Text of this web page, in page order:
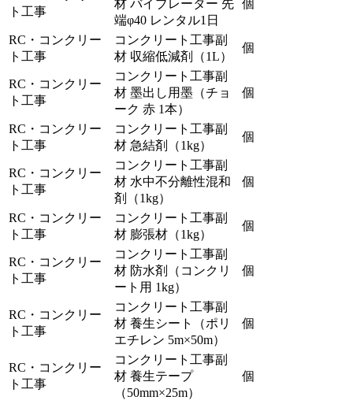
ト工事
材 バイブレーター 先
端φ40 レンタル1日
個
RC・コンクリー
ト工事
コンクリート工事副
材 収縮低減剤（1L）
個
RC・コンクリー
ト工事
コンクリート工事副
材 墨出し用墨（チョ
ーク 赤 1本）
個
RC・コンクリー
ト工事
コンクリート工事副
材 急結剤（1kg）
個
RC・コンクリー
ト工事
コンクリート工事副
材 水中不分離性混和
剤（1kg）
個
RC・コンクリー
ト工事
コンクリート工事副
材 膨張材（1kg）
個
RC・コンクリー
ト工事
コンクリート工事副
材 防水剤（コンクリ
ート用 1kg）
個
RC・コンクリー
ト工事
コンクリート工事副
材 養生シート（ポリ
エチレン 5m×50m）
個
RC・コンクリー
ト工事
コンクリート工事副
材 養生テープ
（50mm×25m）
個